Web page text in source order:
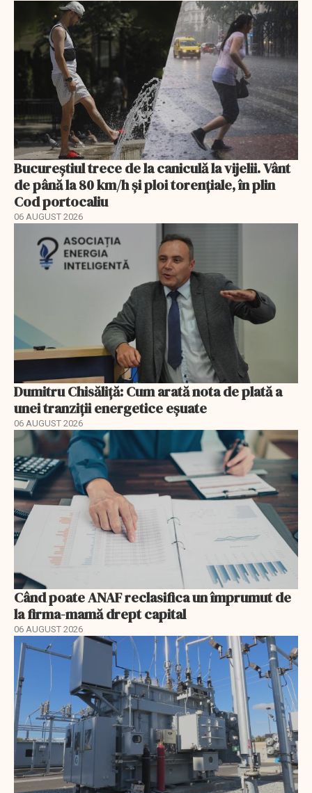
Bucureștiul trece de la caniculă la vijelii. Vânt
de până la 80 km/h și ploi torențiale, în plin
Cod portocaliu
06 AUGUST 2026
Dumitru Chisăliță: Cum arată nota de plată a
unei tranziții energetice eșuate
06 AUGUST 2026
Când poate ANAF reclasifica un împrumut de
la firma-mamă drept capital
06 AUGUST 2026